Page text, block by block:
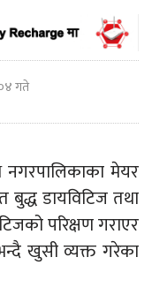
गते
नगरपालिकाका मेयर
डायविटिज तथा
परिक्षण गराएर
खुसी व्यक्त गरेका